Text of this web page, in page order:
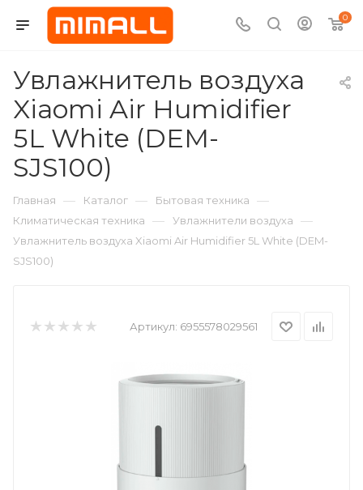
0
Увлажнитель воздуха
Xiaomi Air Humidifier
5L White (DEM-
SJS100)
Главная — Каталог — Бытовая техника —
Климатическая техника — Увлажнители воздуха —
Увлажнитель воздуха Xiaomi Air Humidifier 5L White (DEM-
SJS100)
Артикул: 6955578029561